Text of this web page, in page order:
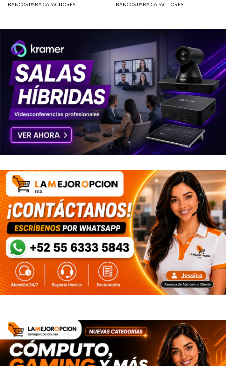
KVAR MOD: CAI-100-480
BANCOS PARA CAPACITORES
KVAR MOD: CAI-50-480
BANCOS PARA CAPACITORES